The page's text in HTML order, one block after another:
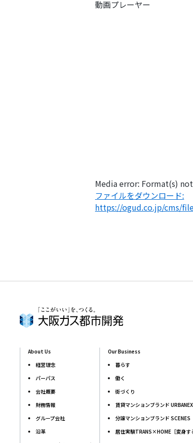
動画プレーヤー
Media error: Format(s)
ファイルをダウンロード:
https://ogud.co.jp/cms/
About Us
経営理念
パーパス
会社概要
財務情報
グループ会社
沿革
Our Business
暮らす
働く
街づくり
賃貸マンションブランド URBANEX
分譲マンションブランド SCENES
居住実験TRANS×HOME［変身す